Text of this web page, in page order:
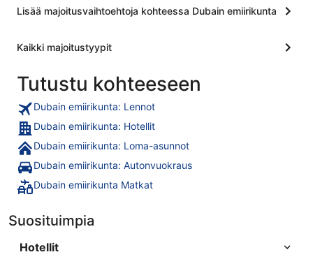
Lisää majoitusvaihtoehtoja kohteessa Dubain emiirikunta
Kaikki majoitustyypit
Tutustu kohteeseen
Dubain emiirikunta: Lennot
Dubain emiirikunta: Hotellit
Dubain emiirikunta: Loma-asunnot
Dubain emiirikunta: Autonvuokraus
Dubain emiirikunta Matkat
Suosituimpia
Hotellit